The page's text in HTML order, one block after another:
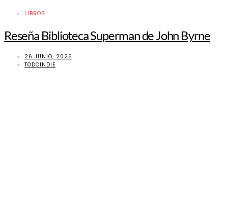
LIBROS
Reseña Biblioteca Superman de John Byrne
26 JUNIO, 2026
TODOINDIE